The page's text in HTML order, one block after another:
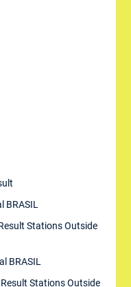
BRASIL
Stations Outside
BRASIL
Stations Outside